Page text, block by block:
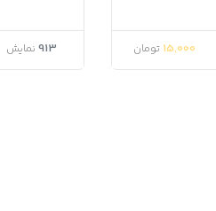
15,000 تومان 913 نمایش